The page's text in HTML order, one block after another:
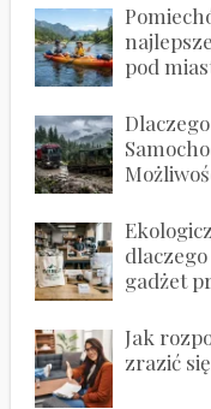
pod
gadżet
Jak
zrazić